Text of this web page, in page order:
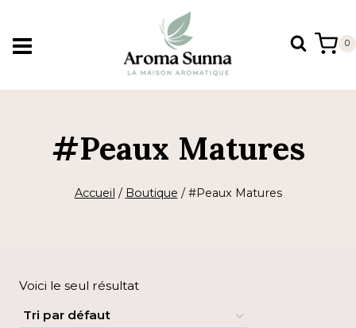
contenu
0
#Peaux Matures
Accueil / Boutique / #Peaux Matures
Voici le seul résultat